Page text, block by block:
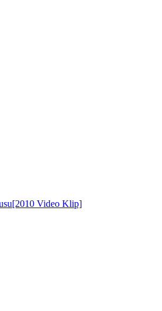
Video Klip]